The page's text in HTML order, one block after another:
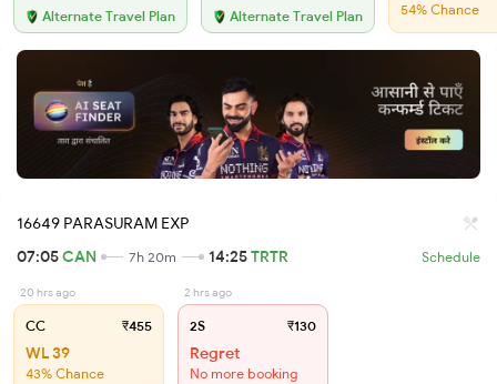
Alternate Travel Plan Alternate Travel Plan 54% Chance
16649 PARASURAM EXP
07:05CAN 7h 20m 14:25TRTR Schedule
20 hrs ago
CC ₹455
WL 39
43% Chance
2 hrs ago
2S ₹130
Regret
No more booking